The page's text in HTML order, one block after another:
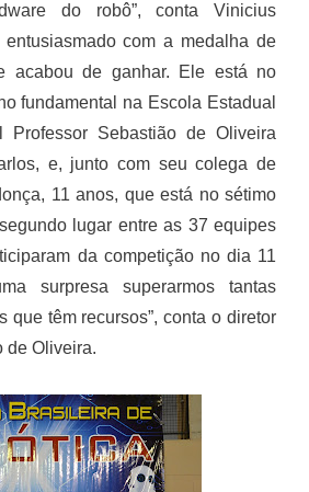
do robô”, conta Vinicius
com a medalha de
acabou de ganhar. Ele está no
fundamental na Escola Estadual
Professor Sebastião de Oliveira
e, junto com seu colega de
11 anos, que está no sétimo
lugar entre as 37 equipes
da competição no dia 11
surpresa superarmos tantas
que têm recursos”, conta o diretor
de Oliveira.